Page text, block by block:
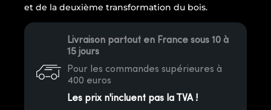
et de la deuxième transformation du bois.
Livraison partout en France sous 10 à
15 jours
Pour les commandes supérieures à
400 euros
Les prix n'incluent pas la TVA !